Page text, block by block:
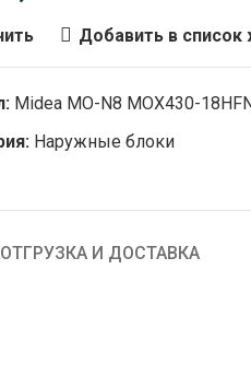
Добавить в список
Midea MO-N8 MOX430-
Наружные блоки
ОТГРУЗКА И ДОСТАВКА